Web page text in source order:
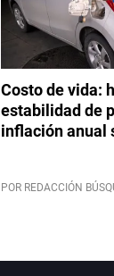
Costo de vida:
estabilidad de
inflación anual
POR REDACCIÓN